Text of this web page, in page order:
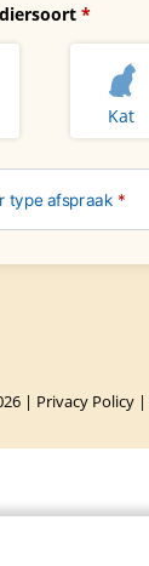
Kat
type afspraak *
| Privacy Policy |